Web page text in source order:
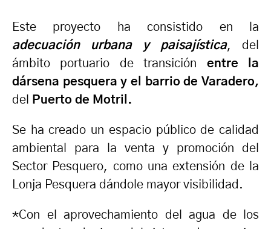
Este proyecto ha consistido en la
adecuación urbana y paisajística, del
ámbito portuario de transición entre la
dársena pesquera y el barrio de Varadero,
del
Puerto de Motril.
Se ha creado un espacio público de calidad
ambiental para la venta y promoción del
Sector Pesquero, como una extensión de la
Lonja Pesquera dándole mayor visibilidad.
*Con el aprovechamiento del agua de los